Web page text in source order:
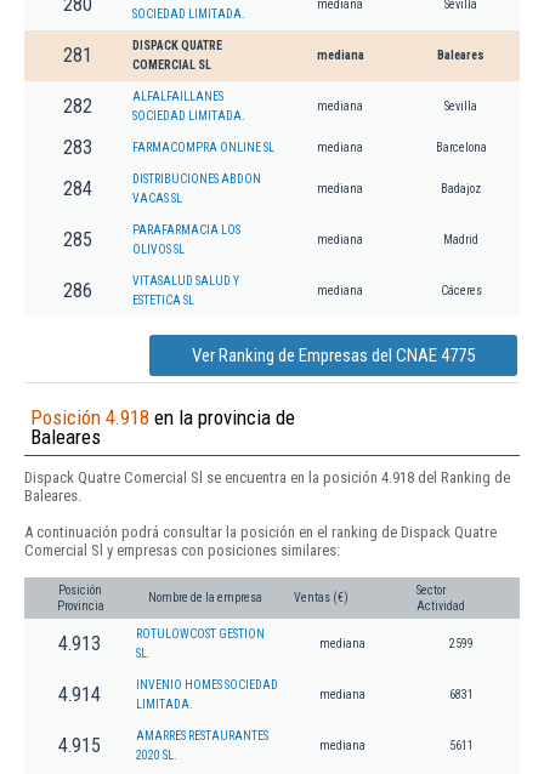
SOCIEDAD LIMITADA.
mediana Sevilla
281
DISPACK QUATRE
COMERCIAL SL
mediana Baleares
282
ALFALFAILLANES
SOCIEDAD LIMITADA.
mediana Sevilla
283 FARMACOMPRA ONLINE SL mediana Barcelona
284
DISTRIBUCIONES ABDON
VACAS SL
mediana Badajoz
285
PARAFARMACIA LOS
OLIVOS SL
mediana Madrid
286
VITASALUD SALUD Y
ESTETICA SL
mediana Cáceres
Ver Ranking de Empresas del CNAE 4775
Posición 4.918 en la provincia de
Baleares
Dispack Quatre Comercial Sl se encuentra en la posición 4.918 del Ranking de
Baleares.
A continuación podrá consultar la posición en el ranking de Dispack Quatre
Comercial Sl y empresas con posiciones similares:
Posición
Provincia
Nombre de la empresa Ventas (€)
Sector
Actividad
4.913
ROTULOWCOST GESTION
SL.
mediana 2599
4.914
INVENIO HOMES SOCIEDAD
LIMITADA.
mediana 6831
4.915
AMARRES RESTAURANTES
2020 SL.
mediana 5611